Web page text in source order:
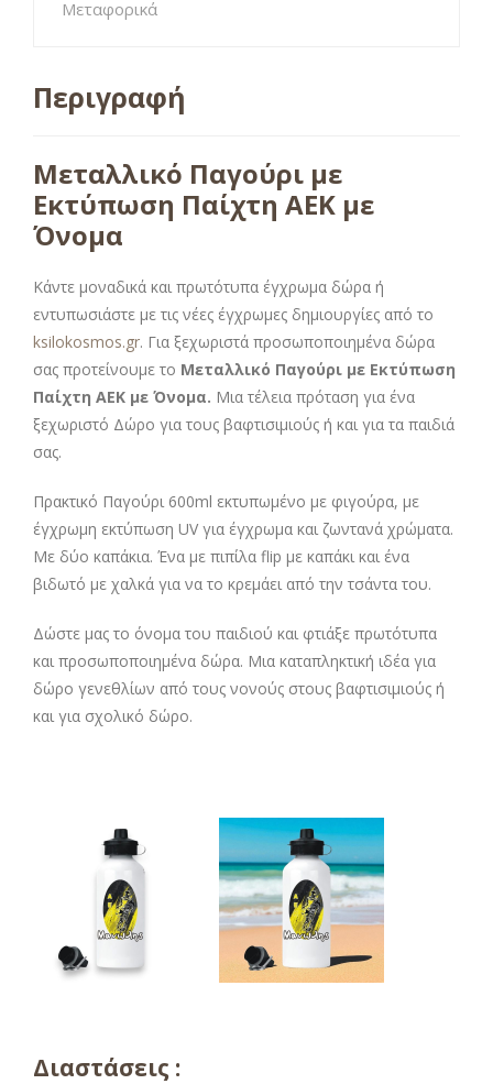
Μεταφορικά
Περιγραφή
Μεταλλικό Παγούρι με
Εκτύπωση Παίχτη ΑΕΚ με
Όνομα
Κάντε μοναδικά και πρωτότυπα έγχρωμα δώρα ή
εντυπωσιάστε με τις νέες έγχρωμες δημιουργίες από το
ksilokosmos.gr. Για ξεχωριστά προσωποποιημένα δώρα
σας προτείνουμε το Μεταλλικό Παγούρι με Εκτύπωση
Παίχτη ΑΕΚ με Όνομα. Μια τέλεια πρόταση για ένα
ξεχωριστό Δώρο για τους βαφτισιμιούς ή και για τα παιδιά
σας.
Πρακτικό Παγούρι 600ml εκτυπωμένο με φιγούρα, με
έγχρωμη εκτύπωση UV για έγχρωμα και ζωντανά χρώματα.
Με δύο καπάκια. Ένα με πιπίλα flip με καπάκι και ένα
βιδωτό με χαλκά για να το κρεμάει από την τσάντα του.
Δώστε μας το όνομα του παιδιού και φτιάξε πρωτότυπα
και προσωποποιημένα δώρα. Μια καταπληκτική ιδέα για
δώρο γενεθλίων από τους νονούς στους βαφτισιμιούς ή
και για σχολικό δώρο.
Διαστάσεις :